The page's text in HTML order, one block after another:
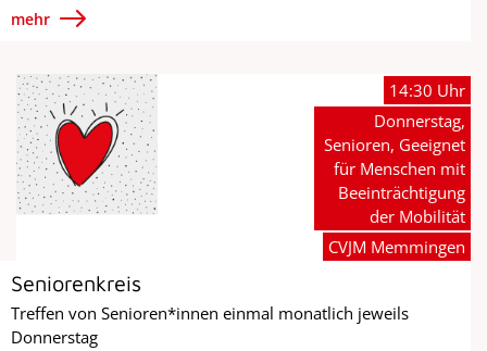
mehr
Seniorenkreis
Treffen von Senioren*innen einmal monatlich jeweils
Donnerstag
14:30 Uhr
Donnerstag,
Senioren, Geeignet
für Menschen mit
Beeinträchtigung
der Mobilität
CVJM Memmingen